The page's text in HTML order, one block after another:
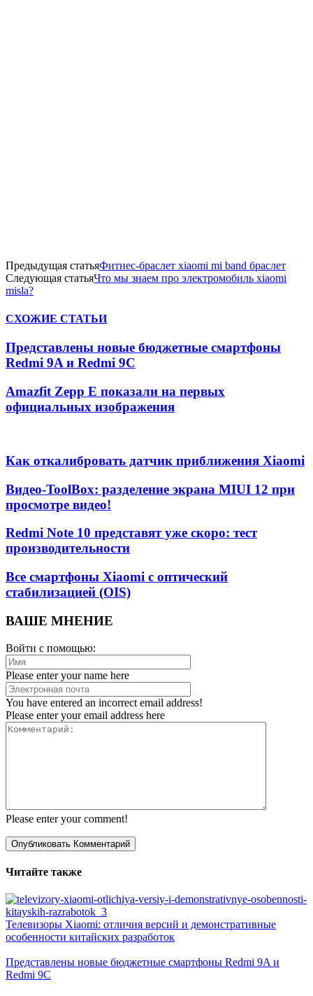
Предыдущая статьяФитнес-браслет xiaomi mi band браслет
Следующая статьяЧто мы знаем про электромобиль xiaomi
misla?
СХОЖИЕ СТАТЬИ
Представлены новые бюджетные смартфоны
Redmi 9A и Redmi 9C
Amazfit Zepp E показали на первых
официальных изображения
Как откалибровать датчик приближения Xiaomi
Видео-ToolBox: разделение экрана MIUI 12 при
просмотре видео!
Redmi Note 10 представят уже скоро: тест
производительности
Все смартфоны Xiaomi с оптический
стабилизацией (OIS)
ВАШЕ МНЕНИЕ
Войти с помощью:
Please enter your name here
You have entered an incorrect email address!
Please enter your email address here
Please enter your comment!
Читайте также
Телевизоры Xiaomi: отличия версий и демонстративные
особенности китайских разработок
Представлены новые бюджетные смартфоны Redmi 9A и
Redmi 9C